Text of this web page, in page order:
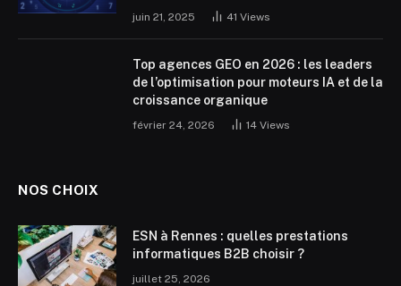
juin 21, 2025 41 Views
Top agences GEO en 2026 : les leaders
de l’optimisation pour moteurs IA et de la
croissance organique
février 24, 2026 14 Views
NOS CHOIX
ESN à Rennes : quelles prestations
informatiques B2B choisir ?
juillet 25, 2026